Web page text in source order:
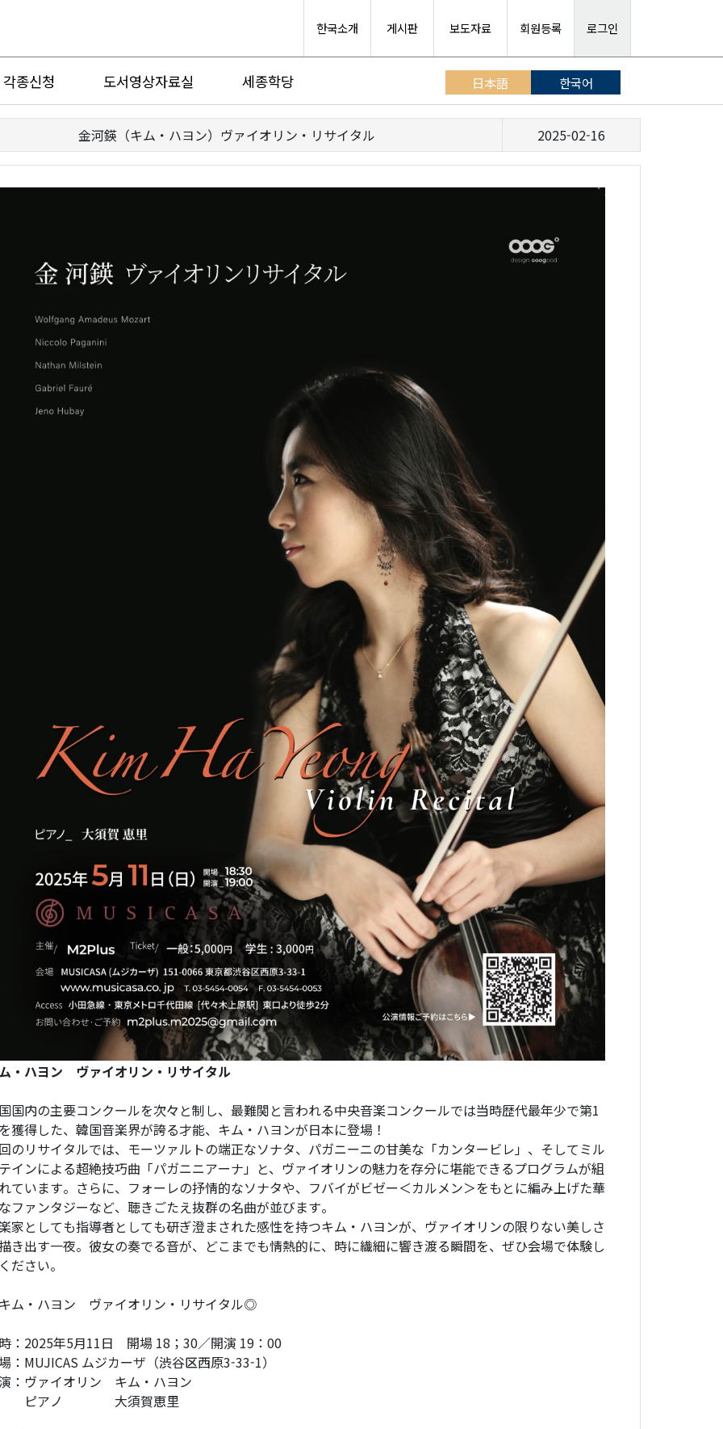
한국소개 게시판 보도자료 회원등록 로그인
각종신청 도서영상자료실 세종학당 日本語 한국어
金河鍈（キム・ハヨン）ヴァイオリン・リサイタル 2025-02-16
・ハヨン ヴァイオリン・リサイタル
国内の主要コンクールを次々と制し、最難関と言われる中央音楽コンクールでは当時歴代最年少で第1
獲得した、韓国音楽界が誇る才能、キム・ハヨンが日本に登場！
のリサイタルでは、モーツァルトの端正なソナタ、パガニーニの甘美な「カンタービレ」、そしてミル
インによる超絶技巧曲「パガニニアーナ」と、ヴァイオリンの魅力を存分に堪能できるプログラムが組
ています。さらに、フォーレの抒情的なソナタや、フバイがビゼー＜カルメン＞をもとに編み上げた華
ファンタジーなど、聴きごたえ抜群の名曲が並びます。
家としても指導者としても研ぎ澄まされた感性を持つキム・ハヨンが、ヴァイオリンの限りない美しさ
き出す一夜。彼女の奏でる音が、どこまでも情熱的に、時に繊細に響き渡る瞬間を、ぜひ会場で体験し
ださい。
ム・ハヨン ヴァイオリン・リサイタル◎
：2025年5月11日 開場 18；30／開演 19：00
：MUJICAS ムジカーザ（渋谷区西原3-33-1）
：ヴァイオリン キム・ハヨン
アノ 大須賀恵里